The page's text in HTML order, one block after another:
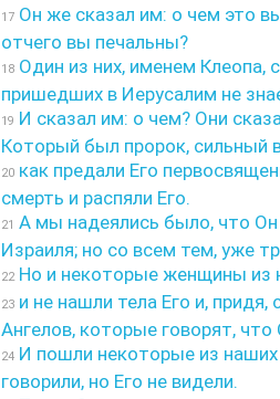
17 Он же сказал им: о чем это
отчего вы печальны?
18 Один из них, именем Клеопа,
пришедших в Иерусалим не
19 И сказал им: о чем? Они
Который был пророк, сильный
20 как предали Его
смерть и распяли Его.
21 А мы надеялись было, что
Израиля; но со всем тем, уже
22Но и некоторые женщины из
23 и не нашли тела Его и,
Ангелов, которые говорят, что
24 И пошли некоторые из
говорили, но Его не видели.